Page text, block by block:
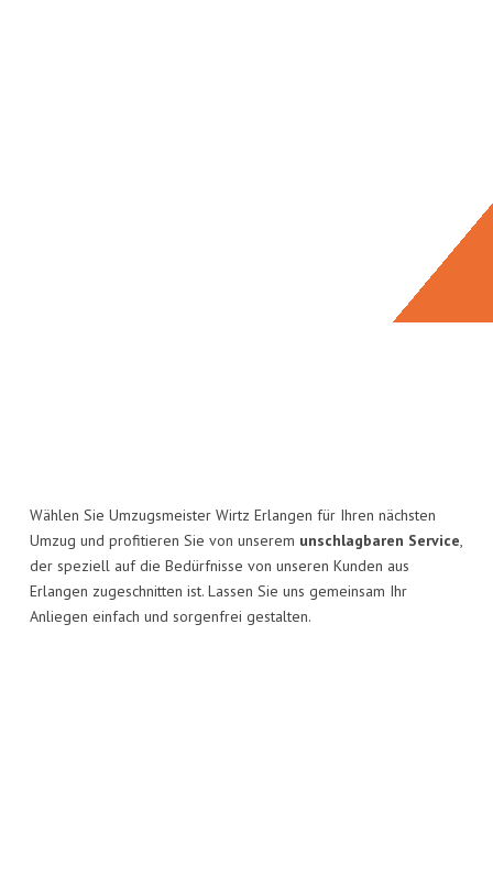
Wählen Sie Umzugsmeister Wirtz Erlangen für Ihren nächsten
Umzug und profitieren Sie von unserem unschlagbaren Service,
der speziell auf die Bedürfnisse von unseren Kunden aus
Erlangen zugeschnitten ist. Lassen Sie uns gemeinsam Ihr
Anliegen einfach und sorgenfrei gestalten.